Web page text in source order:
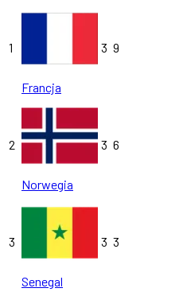
1
Francja
3 9
2
Norwegia
3 6
3
Senegal
3 3